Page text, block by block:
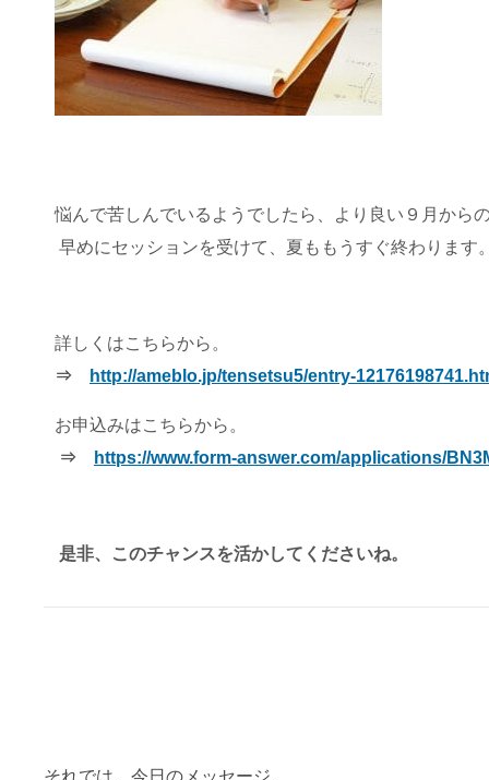
悩んで苦しんでいるようでしたら、より良い９月から
早めにセッションを受けて、夏ももうすぐ終わります。
詳しくはこちらから。
⇒
http://ameblo.jp/tensetsu5/entry-
お申込みはこちらから。
⇒
https://www.form-answer.com/applications/
是非、このチャンスを活かしてくださいね。
それでは、今日のメッセージ、